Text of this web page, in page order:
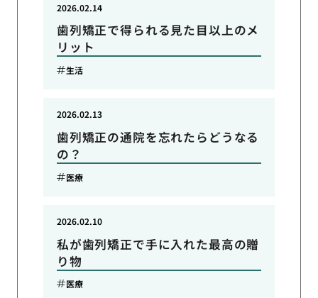
歯列矯正で得られる見た目以上のメ
リット
2026.02.14
生活
歯列矯正の通院を忘れたらどうなる
の？
2026.02.13
医療
私が歯列矯正で手に入れた最高の贈
り物
2026.02.10
医療